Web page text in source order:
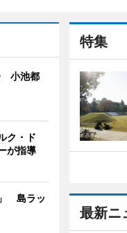
特集
最新ニ
小池都
ク・ド
が指導
島ラッ